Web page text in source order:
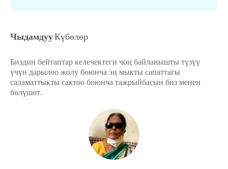
ЧыдамдууКүбөлөр
Биздин бейтаптар келечектеги чоң байланышты түзүү
үчүн дарылоо жолу боюнча эң мыкты сапаттагы
саламаттыкты сактоо боюнча тажрыйбасын биз менен
бөлүшөт.